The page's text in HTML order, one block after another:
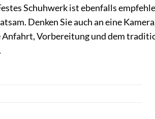
Schuhwerk ist ebenfalls
Denken Sie auch an eine
Vorbereitung und dem